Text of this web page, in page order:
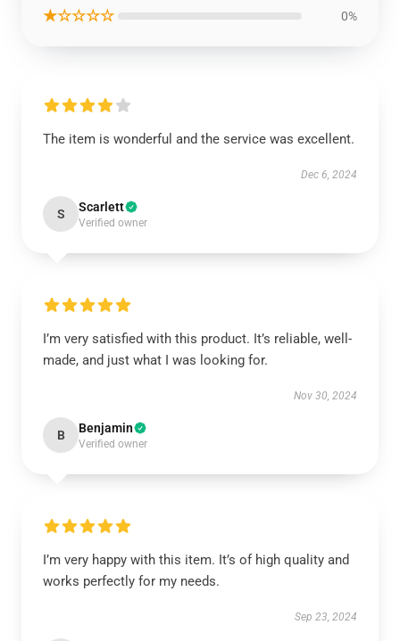
★☆☆☆☆ 0%
The item is wonderful and the service was excellent.
Dec 6, 2024
S Scarlett
Verified owner
I’m very satisfied with this product. It’s reliable, well-
made, and just what I was looking for.
Nov 30, 2024
B Benjamin
Verified owner
I’m very happy with this item. It’s of high quality and
works perfectly for my needs.
Sep 23, 2024